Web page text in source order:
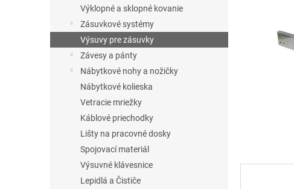
l
Výklopné a sklopné kovanie
Zásuvkové systémy
Výsuvy pre zásuvky
Závesy a pánty
Nábytkové nohy a nožičky
Nábytkové kolieska
Vetracie mriežky
Káblové priechodky
Lišty na pracovné dosky
Spojovací materiál
Výsuvné klávesnice
Lepidlá a Čističe